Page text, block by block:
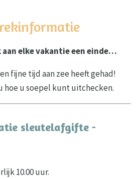
aan elke vakantie een einde…
fijne tijd aan zee heeft gehad!
hoe u soepel kunt uitchecken.
sleutelafgifte -
10.00 uur.